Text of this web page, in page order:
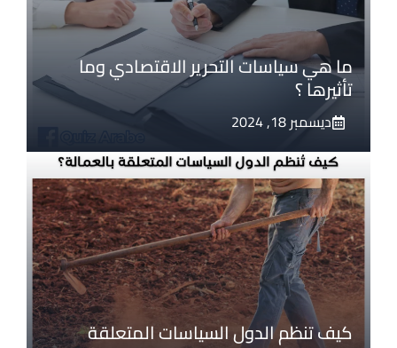
ما هي سياسات التحرير الاقتصادي وما
تأثيرها ؟
ديسمبر 18, 2024
كيف تنظم الدول السياسات المتعلقة